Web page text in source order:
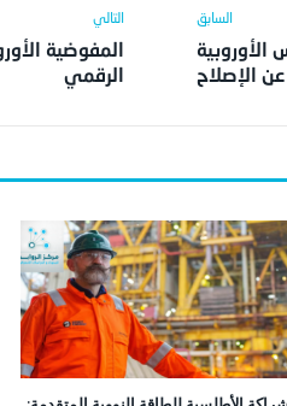
الأوروبية
الإصلاح
المفوضية
الرقمي